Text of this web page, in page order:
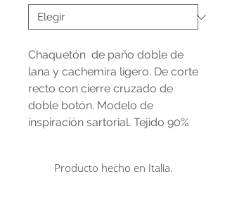
Chaquetón de paño doble de
lana y cachemira ligero. De corte
recto con cierre cruzado de
doble botón. Modelo de
inspiración sartorial. Tejido 90%
Producto hecho en Italia.